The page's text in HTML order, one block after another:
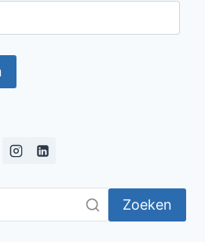
Zoeken